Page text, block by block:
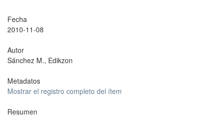
Fecha
2010-11-08
Autor
Sánchez M., Edikzon
Metadatos
Mostrar el registro completo del ítem
Resumen